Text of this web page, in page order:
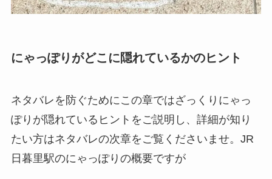
にゃっぽりがどこに隠れているかのヒント
ネタバレを防ぐためにこの章ではざっくりにゃっ
ぽりが隠れているヒントをご説明し、詳細が知り
たい方はネタバレの次章をご覧くださいませ。JR
日暮里駅のにゃっぽりの概要ですが